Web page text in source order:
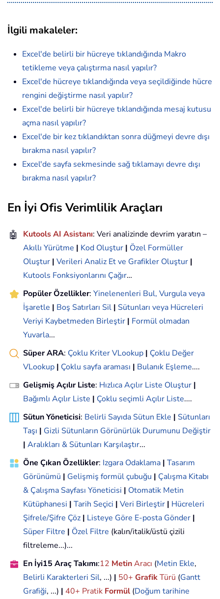
İlgili makaleler:
Excel'de belirli bir hücreye tıklandığında Makro
tetikleme veya çalıştırma nasıl yapılır?
Excel'de hücreye tıklandığında veya seçildiğinde hücre
rengini değiştirme nasıl yapılır?
Excel'de belirli bir hücreye tıklandığında mesaj kutusu
açma nasıl yapılır?
Excel'de bir kez tıklandıktan sonra düğmeyi devre dışı
bırakma nasıl yapılır?
Excel'de sayfa sekmesinde sağ tıklamayı devre dışı
bırakma nasıl yapılır?
En İyi Ofis Verimlilik Araçları
🤖 Kutools AI Asistanı: Veri analizinde devrim yaratın –
Akıllı Yürütme | Kod Oluştur | Özel Formüller
Oluştur | Verileri Analiz Et ve Grafikler Oluştur |
Kutools Fonksiyonlarını Çağır…
Popüler Özellikler: Yinelenenleri Bul, Vurgula veya
İşaretle | Boş Satırları Sil | Sütunları veya Hücreleri
Veriyi Kaybetmeden Birleştir | Formül olmadan
Yuvarla...
Süper ARA: Çoklu Kriter VLookup | Çoklu Değer
VLookup | Çoklu sayfa araması | Bulanık Eşleme....
Gelişmiş Açılır Liste: Hızlıca Açılır Liste Oluştur |
Bağımlı Açılır Liste | Çoklu seçimli Açılır Liste....
Sütun Yöneticisi: Belirli Sayıda Sütun Ekle | Sütunları
Taşı | Gizli Sütunların Görünürlük Durumunu Değiştir
| Aralıkları & Sütunları Karşılaştır...
Öne Çıkan Özellikler: Izgara Odaklama | Tasarım
Görünümü | Gelişmiş formül çubuğu | Çalışma Kitabı
& Çalışma Sayfası Yöneticisi | Otomatik Metin
Kütüphanesi | Tarih Seçici | Veri Birleştir | Hücreleri
Şifrele/Şifre Çöz | Listeye Göre E-posta Gönder |
Süper Filtre | Özel Filtre (kalın/italik/üstü çizili
filtreleme...)...
En İyi15 Araç Takımı:12 MetinAracı (Metin Ekle,
Belirli Karakterleri Sil, ...) | 50+ GrafikTürü (Gantt
Grafiği, ...) | 40+ Pratik Formül (Doğum tarihine